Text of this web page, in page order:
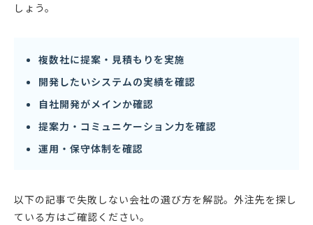
しょう。
複数社に提案・見積もりを実施
開発したいシステムの実績を確認
自社開発がメインか確認
提案力・コミュニケーション力を確認
運用・保守体制を確認
以下の記事で失敗しない会社の選び方を解説。外注先を探し
ている方はご確認ください。